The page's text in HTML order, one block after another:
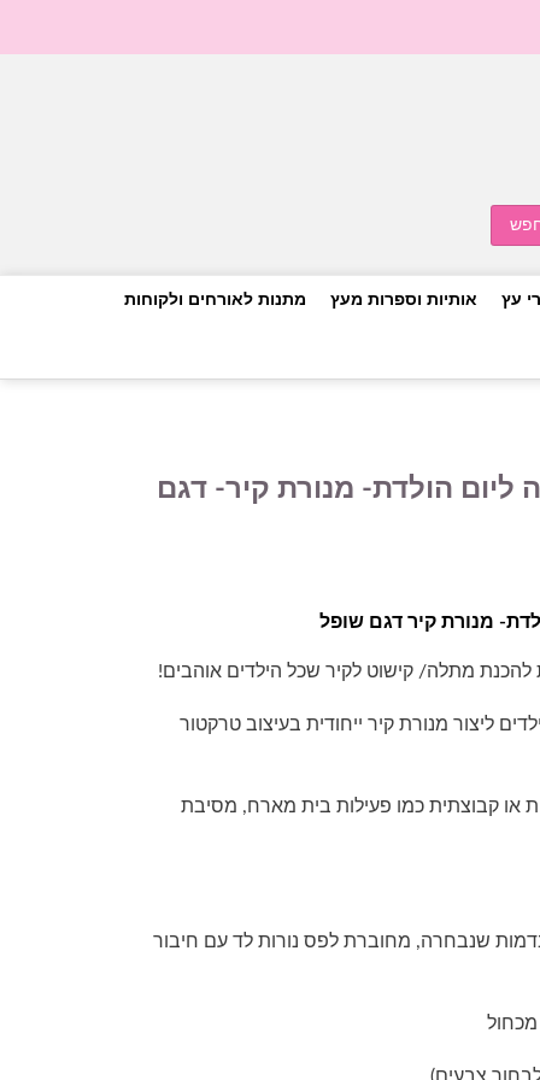
עץ אותיות וספרות מעץ מתנות לאורחים ולקוחות
ליום הולדת- מנורת קיר- דגם
מנורת קיר דגם שופל
להכנת מתלה/ קישוט לקיר שכל הילדים אוהבים!
ליצור מנורת קיר ייחודית בעיצוב טרקטור
או קבוצתית כמו פעילות בית מארח, מסיבת
שנבחרה, מחוברת לפס נורות לד עם חיבור